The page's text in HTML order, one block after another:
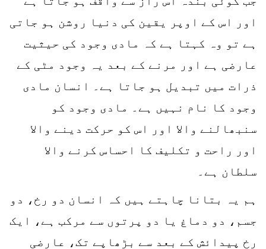
اور اس کے اوپر یقین کی دنیا روشن ہو جاتی
ہے تو وہ کہتا ہے کہ مادی وجود کی حیثیت
عارضی ہے اور مرنے کے بعد یہ وجود مٹی کے
ذرات میں تبدیل ہو جاتا ہے۔ انسان مادی
وجود کا نام نہیں ہے۔ مادی وجود کو
سنبھالنے والا اور اس کو حرکت دینے والا
اور راحت و تکلیف کا احساس کرنے والا
سلطان ہے۔
ہم یہ بتانا چاہتے ہیں کہ انسان دو رخ، دو
جسم، دو دماغ یا دو پرتوں سے مرکب ہے، ایک
رخ پیدائش کے بعد سے بڑھاپے تک، عارضی